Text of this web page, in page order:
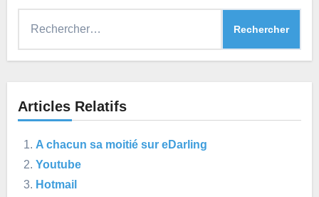
Articles Relatifs
A chacun sa moitié sur eDarling
Youtube
Hotmail